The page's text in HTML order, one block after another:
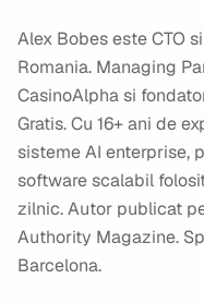
Alex Bobes este CTO
Romania. Managing
CasinoAlpha si
Gratis. Cu 16+ ani de
sisteme AI enterprise,
software scalabil
zilnic. Autor publicat
Authority Magazine.
Barcelona.